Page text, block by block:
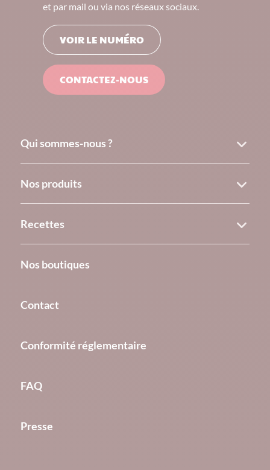
et par mail ou via nos réseaux sociaux.
VOIR LE NUMÉRO
CONTACTEZ-NOUS
Qui sommes-nous ?
Nos produits
Recettes
Nos boutiques
Contact
Conformité réglementaire
FAQ
Presse